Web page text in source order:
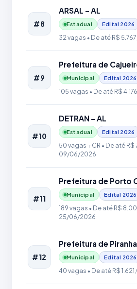
#8
ARSAL - AL
Estadual Edital 2026
32 vagas • De até R$
#9
Prefeitura de
Municipal Edital 2026
105 vagas • De até R$
#10
DETRAN - AL
Estadual Edital 2026
50 vagas + CR • De até
09/06/2026
#11
Prefeitura de Porto
Municipal Edital 2026
189 vagas • De até R$
25/06/2026
#12
Prefeitura de
Municipal Edital 2026
40 vagas • De até R$